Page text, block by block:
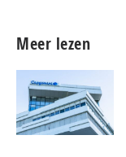
Meer lezen